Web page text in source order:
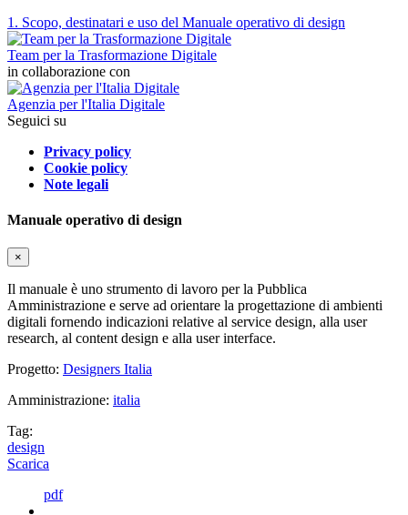
1. Scopo, destinatari e uso del Manuale operativo di design
Team per la Trasformazione Digitale
in collaborazione con
Agenzia per l'Italia Digitale
Seguici su
Privacy policy
Cookie policy
Note legali
Manuale operativo di design
×
Il manuale è uno strumento di lavoro per la Pubblica
Amministrazione e serve ad orientare la progettazione di ambienti
digitali fornendo indicazioni relative al service design, alla user
research, al content design e alla user interface.
Progetto: Designers Italia
Amministrazione: italia
Tag:
design
Scarica
pdf